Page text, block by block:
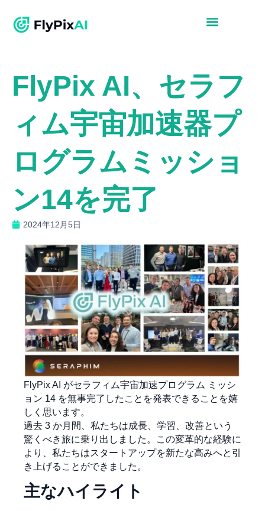
FlyPix AI、セラフ
ィム宇宙加速器プ
ログラムミッショ
ン14を完了
2024年12月5日
FlyPix AI がセラフィム宇宙加速プログラム ミッシ
ョン 14 を無事完了したことを発表できることを嬉
しく思います。
過去 3 か月間、私たちは成長、学習、改善という
驚くべき旅に乗り出しました。この変革的な経験に
より、私たちはスタートアップを新たな高みへと引
き上げることができました。
主なハイライト